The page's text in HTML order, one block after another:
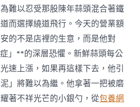
難以忍受那股陳年蒜頭混合著鐵
而選擇繞道飛行。今天的營業額
的不是店裡的生意，而是他對
」**的深層恐懼。新鮮蒜頭每公
速上漲，如果再這樣下去，他引
」將難以為繼。他拿著一把被磨
著不祥光芒的小銀勺，從包養網